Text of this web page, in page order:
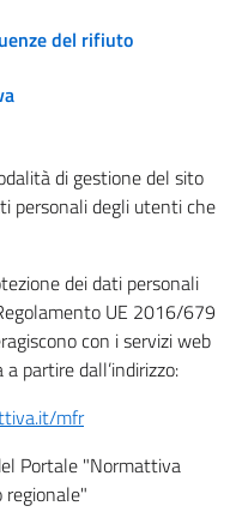
del rifiuto
di gestione del sito
personali degli utenti che
dei dati personali
UE 2016/679
con i servizi web
partire dall’indirizzo:
mfr
Portale "Normattiva
regionale"